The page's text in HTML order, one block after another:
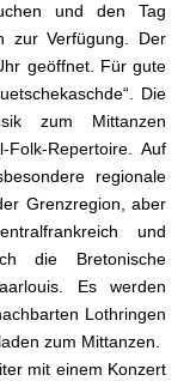
und den Tag
zur Verfügung. Der
geöffnet. Für gute
Die
zum Mittanzen
Folk-Repertoire. Auf
regionale
Grenzregion, aber
und
die Bretonische
Es werden
Lothringen
zum Mittanzen.
mit einem Konzert